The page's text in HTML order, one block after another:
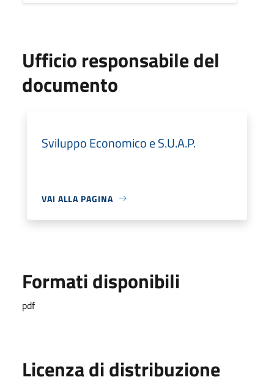
Ufficio responsabile del
documento
Sviluppo Economico e S.U.A.P.
VAI ALLA PAGINA
Formati disponibili
pdf
Licenza di distribuzione